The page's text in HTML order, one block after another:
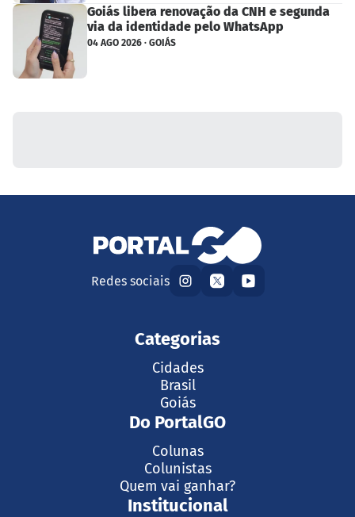
Goiás libera renovação da CNH e segunda
via da identidade pelo WhatsApp
04 AGO 2026 · GOIÁS
Redes sociais
Categorias
Cidades
Brasil
Goiás
Do PortalGO
Colunas
Colunistas
Quem vai ganhar?
Institucional